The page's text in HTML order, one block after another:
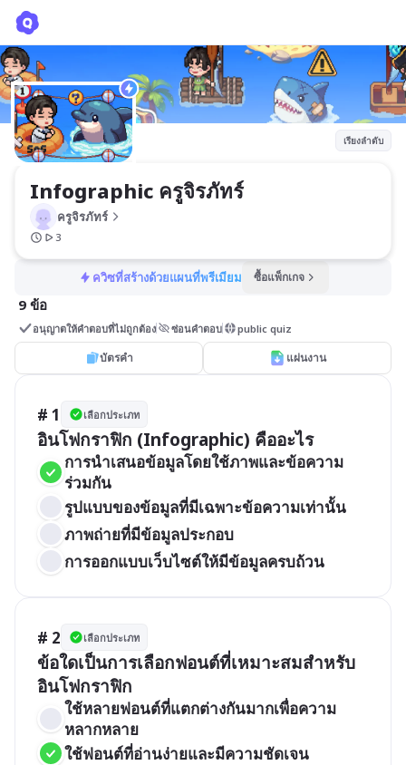
เรียงลำดับ
Infographic ครูจิรภัทร์
ครูจิรภัทร์
3
ควิซที่สร้างด้วยแผนที่พรีเมียม ซื้อแพ็กเกจ
9 ข้อ
อนุญาตให้คำตอบที่ไม่ถูกต้อง ซ่อนคำตอบ public quiz
บัตรคำ แผ่นงาน
# 1 เลือกประเภท
อินโฟกราฟิก (Infographic) คืออะไร
การนำเสนอข้อมูลโดยใช้ภาพและข้อความ
ร่วมกัน
รูปแบบของข้อมูลที่มีเฉพาะข้อความเท่านั้น
ภาพถ่ายที่มีข้อมูลประกอบ
การออกแบบเว็บไซต์ให้มีข้อมูลครบถ้วน
# 2 เลือกประเภท
ข้อใดเป็นการเลือกฟอนต์ที่เหมาะสมสำหรับ
อินโฟกราฟิก
ใช้หลายฟอนต์ที่แตกต่างกันมากเพื่อความ
หลากหลาย
ใช้ฟอนต์ที่อ่านง่ายและมีความชัดเจน